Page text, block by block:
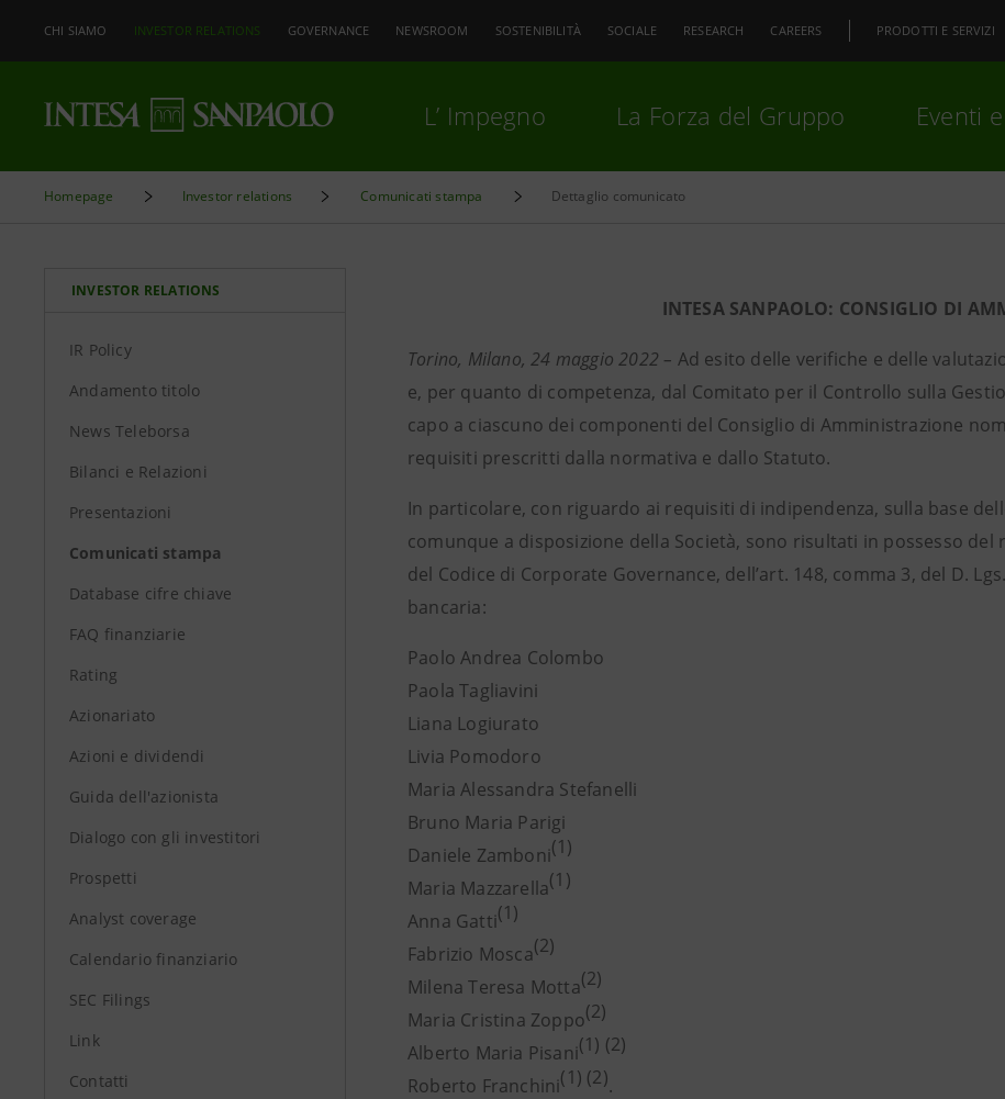
CHI SIAMO INVESTOR RELATIONS GOVERNANCE NEWSROOM SOSTENIBILITÀ SOCIALE RESEARCH CAREERS PRODOTTI E SERVIZI
L’ Impegno La Forza del Gruppo Eventi
Homepage Investor relations Comunicati stampa Dettaglio comunicato
INVESTOR RELATIONS
IR Policy
Andamento titolo
News Teleborsa
Bilanci e Relazioni
Presentazioni
Comunicati stampa
Database cifre chiave
FAQ finanziarie
Rating
Azionariato
Azioni e dividendi
Guida dell'azionista
Dialogo con gli investitori
Prospetti
Analyst coverage
Calendario finanziario
SEC Filings
Link
Contatti
INTESA SANPAOLO: CONSIGLIO DI
Torino, Milano, 24 maggio 2022 – Ad esito delle verifiche e delle
e, per quanto di competenza, dal Comitato per il Controllo sulla
capo a ciascuno dei componenti del Consiglio di Amministrazione
requisiti prescritti dalla normativa e dallo Statuto.
In particolare, con riguardo ai requisiti di indipendenza, sulla base
comunque a disposizione della Società, sono risultati in possesso del
del Codice di Corporate Governance, dell’art. 148, comma 3, del D.
bancaria:
Paolo Andrea Colombo
Paola Tagliavini
Liana Logiurato
Livia Pomodoro
Maria Alessandra Stefanelli
Bruno Maria Parigi
Daniele Zamboni(1)
Maria Mazzarella(1)
Anna Gatti(1)
Fabrizio Mosca(2)
Milena Teresa Motta(2)
Maria Cristina Zoppo(2)
Alberto Maria Pisani(1) (2)
Roberto Franchini(1) (2).